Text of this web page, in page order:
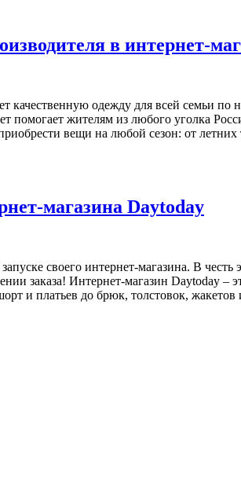
в интернет-
качественную одежду для всей семьи
помогает жителям из любого уголка
вещи на любой сезон: от
магазина Daytoday
своего интернет-магазина. В
заказа! Интернет-магазин Daytoday
и платьев до брюк, толстовок,